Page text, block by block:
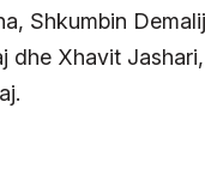
Shkumbin
Xhavit Jashari,